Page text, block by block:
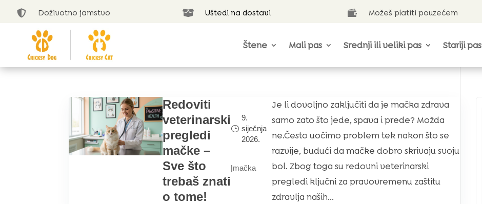
 Doživotno jamstvo  Uštedi na dostavi  Možeš platiti pouzećem
Štene Mali pas Srednji ili veliki pas Stariji pas
Redoviti
veterinarski
pregledi
mačke –
Sve što
trebaš znati
o tome!
9.
siječnja
2026.
|mačka
Je li dovoljno zaključiti da je mačka zdrava
samo zato što jede, spava i prede? Možda
ne.Često uočimo problem tek nakon što se
razvije, budući da mačke dobro skrivaju svoju
bol. Zbog toga su redovni veterinarski
pregledi ključni za pravovremenu zaštitu
zdravlja naših...